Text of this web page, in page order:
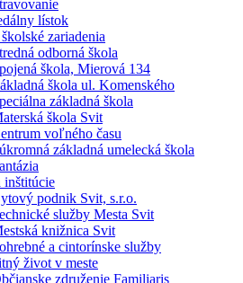
lístok
zariadenia
odborná škola
škola, Mierová 134
škola ul. Komenského
základná škola
škola Svit
voľného času
základná umelecká škola
inštitúcie
podnik Svit, s.r.o.
služby Mesta Svit
knižnica Svit
a cintorínske služby
život v meste
združenie Familiaris